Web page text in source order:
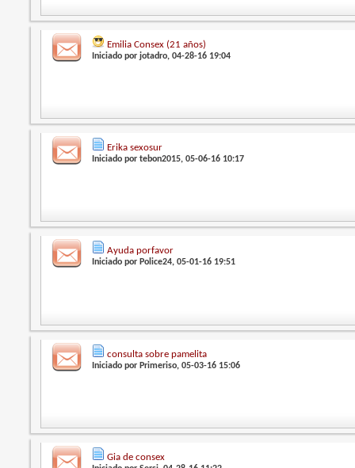
Emilia Consex (21 años)
Iniciado porjotadro, 04-28-16 19:04
Erika sexosur
Iniciado portebon2015, 05-06-16 10:17
Ayuda porfavor
Iniciado porPolice24, 05-01-16 19:51
consulta sobre pamelita
Iniciado por Primeriso, 05-03-16 15:06
Gia de consex